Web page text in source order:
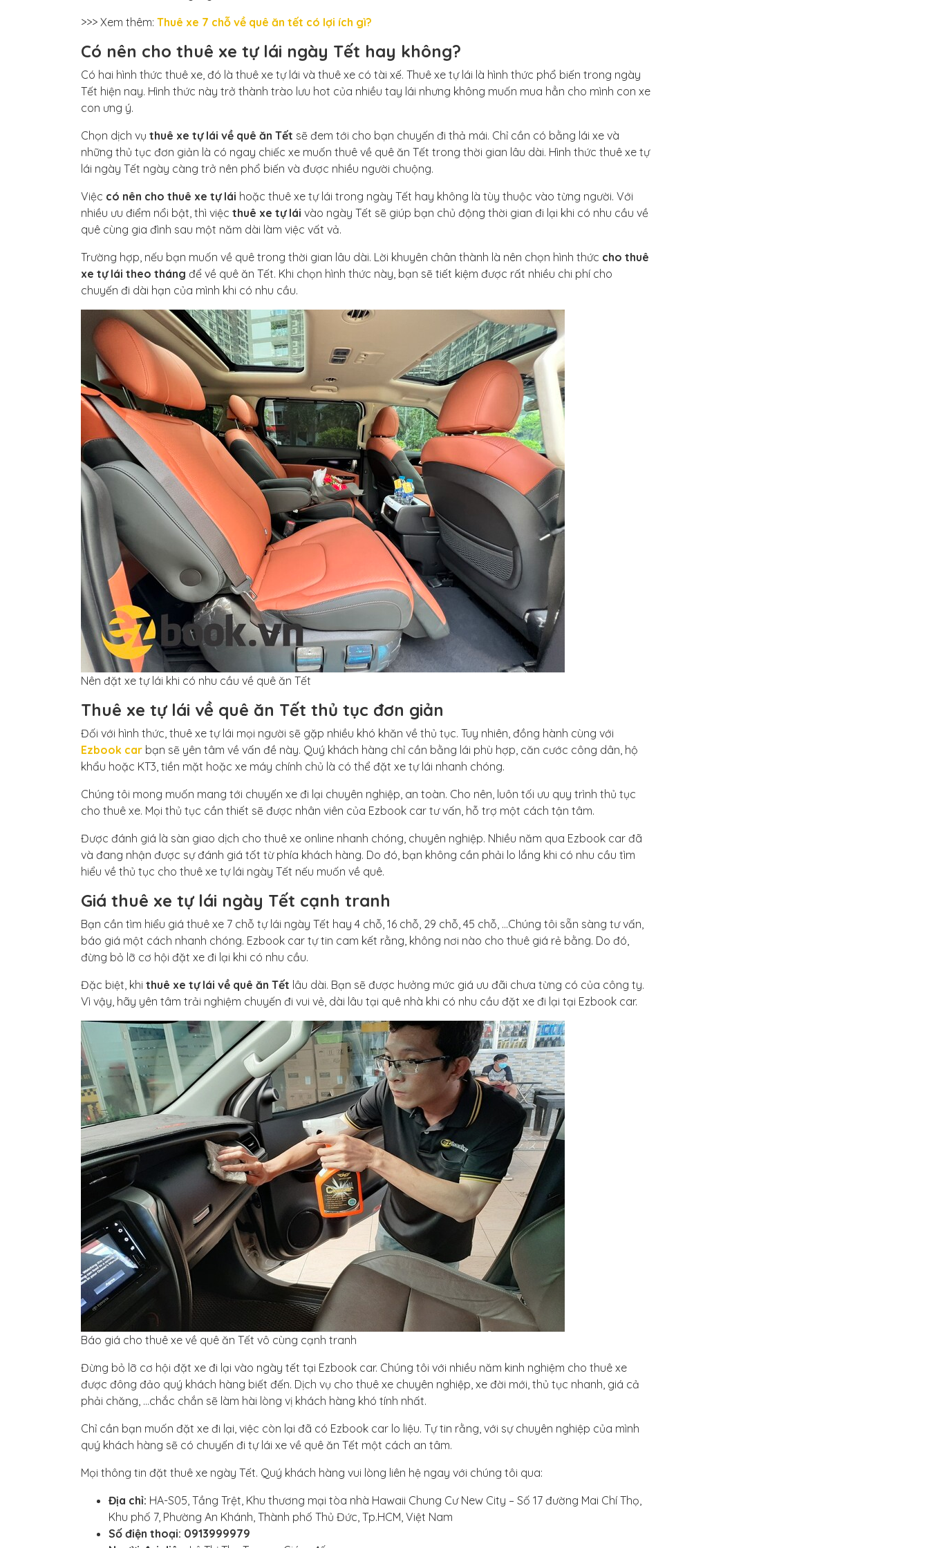
>>> Xem thêm: Thuê xe 7 chỗ về quê ăn tết có lợi ích gì?
Có nên cho thuê xe tự lái ngày Tết hay không?
Có hai hình thức thuê xe, đó là thuê xe tự lái và thuê xe có tài xế. Thuê xe tự lái là hình thức phổ biến trong ngày
Tết hiện nay. Hình thức này trở thành trào lưu hot của nhiều tay lái nhưng không muốn mua hẳn cho mình con xe
con ưng ý.
Chọn dịch vụ thuê xe tự lái về quê ăn Tết sẽ đem tới cho bạn chuyến đi thả mái. Chỉ cần có bằng lái xe và
những thủ tục đơn giản là có ngay chiếc xe muốn thuê về quê ăn Tết trong thời gian lâu dài. Hình thức thuê xe tự
lái ngày Tết ngày càng trở nên phổ biến và được nhiều người chuộng.
Việc có nên cho thuê xe tự lái hoặc thuê xe tự lái trong ngày Tết hay không là tùy thuộc vào từng người. Với
nhiều ưu điểm nổi bật, thì việc thuê xe tự lái vào ngày Tết sẽ giúp bạn chủ động thời gian đi lại khi có nhu cầu về
quê cùng gia đình sau một năm dài làm việc vất vả.
Trường hợp, nếu bạn muốn về quê trong thời gian lâu dài. Lời khuyên chân thành là nên chọn hình thức cho thuê
xe tự lái theo tháng để về quê ăn Tết. Khi chọn hình thức này, bạn sẽ tiết kiệm được rất nhiều chi phí cho
chuyến đi dài hạn của mình khi có nhu cầu.
Nên đặt xe tự lái khi có nhu cầu về quê ăn Tết
Thuê xe tự lái về quê ăn Tết thủ tục đơn giản
Đối với hình thức, thuê xe tự lái mọi người sẽ gặp nhiều khó khăn về thủ tục. Tuy nhiên, đồng hành cùng với
Ezbook car bạn sẽ yên tâm về vấn đề này. Quý khách hàng chỉ cần bằng lái phù hợp, căn cước công dân, hộ
khẩu hoặc KT3, tiền mặt hoặc xe máy chính chủ là có thể đặt xe tự lái nhanh chóng.
Chúng tôi mong muốn mang tới chuyến xe đi lại chuyên nghiệp, an toàn. Cho nên, luôn tối ưu quy trình thủ tục
cho thuê xe. Mọi thủ tục cần thiết sẽ được nhân viên của Ezbook car tư vấn, hỗ trợ một cách tận tâm.
Được đánh giá là sàn giao dịch cho thuê xe online nhanh chóng, chuyên nghiệp. Nhiều năm qua Ezbook car đã
và đang nhận được sự đánh giá tốt từ phía khách hàng. Do đó, bạn không cần phải lo lắng khi có nhu cầu tìm
hiểu về thủ tục cho thuê xe tự lái ngày Tết nếu muốn về quê.
Giá thuê xe tự lái ngày Tết cạnh tranh
Bạn cần tìm hiểu giá thuê xe 7 chỗ tự lái ngày Tết hay 4 chỗ, 16 chỗ, 29 chỗ, 45 chỗ, …Chúng tôi sẵn sàng tư vấn,
báo giá một cách nhanh chóng. Ezbook car tự tin cam kết rằng, không nơi nào cho thuê giá rẻ bằng. Do đó,
đừng bỏ lỡ cơ hội đặt xe đi lại khi có nhu cầu.
Đặc biệt, khi thuê xe tự lái về quê ăn Tết lâu dài. Bạn sẽ được hưởng mức giá ưu đãi chưa từng có của công ty.
Vì vậy, hãy yên tâm trải nghiệm chuyến đi vui vẻ, dài lâu tại quê nhà khi có nhu cầu đặt xe đi lại tại Ezbook car.
Báo giá cho thuê xe về quê ăn Tết vô cùng cạnh tranh
Đừng bỏ lỡ cơ hội đặt xe đi lại vào ngày tết tại Ezbook car. Chúng tôi với nhiều năm kinh nghiệm cho thuê xe
được đông đảo quý khách hàng biết đến. Dịch vụ cho thuê xe chuyên nghiệp, xe đời mới, thủ tục nhanh, giá cả
phải chăng, …chắc chắn sẽ làm hài lòng vị khách hàng khó tính nhất.
Chỉ cần bạn muốn đặt xe đi lại, việc còn lại đã có Ezbook car lo liệu. Tự tin rằng, với sự chuyên nghiệp của mình
quý khách hàng sẽ có chuyến đi tự lái xe về quê ăn Tết một cách an tâm.
Mọi thông tin đặt thuê xe ngày Tết. Quý khách hàng vui lòng liên hệ ngay với chúng tôi qua:
Địa chỉ: HA-S05, Tầng Trệt, Khu thương mại tòa nhà Hawaii Chung Cư New City – Số 17 đường Mai Chí Thọ,
Khu phố 7, Phường An Khánh, Thành phố Thủ Đức, Tp.HCM, Việt Nam
Số điện thoại: 0913999979